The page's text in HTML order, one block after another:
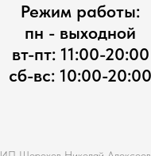
Режим работы:
пн - выходной
вт-пт: 11:00-20:00
сб-вс: 10:00-20:00